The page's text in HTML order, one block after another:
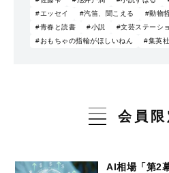
#エッセイ
#汽笛、聞こえる
#動物
#青春と読書
#小説 #文芸ステーシ
#おもちゃの指輪がほしいねん
#集英社
会員
AI相場「第2